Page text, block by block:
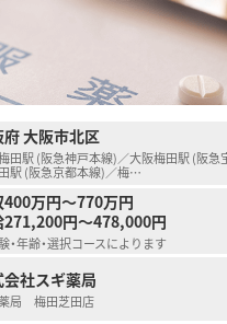
大阪市北区
田駅 (阪急神戸本線)／大阪梅田駅 (阪急
駅 (阪急京都本線)／梅…
400万円～770万円
271,200円～478,000円
・年齢・選択コースによります
会社スギ薬局
局 梅田芝田店